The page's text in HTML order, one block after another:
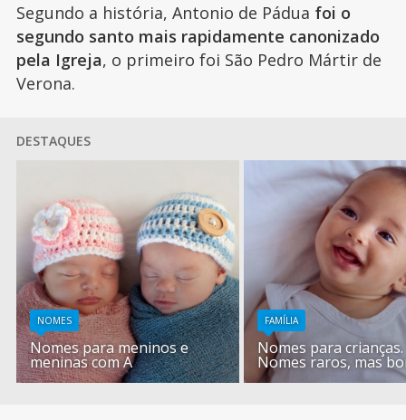
Segundo a história, Antonio de Pádua foi o
segundo santo mais rapidamente canonizado
pela Igreja, o primeiro foi São Pedro Mártir de
Verona.
DESTAQUES
NOMES
Nomes para meninos e
meninas com A
FAMÍLIA
Nomes para
Nomes raros, mas